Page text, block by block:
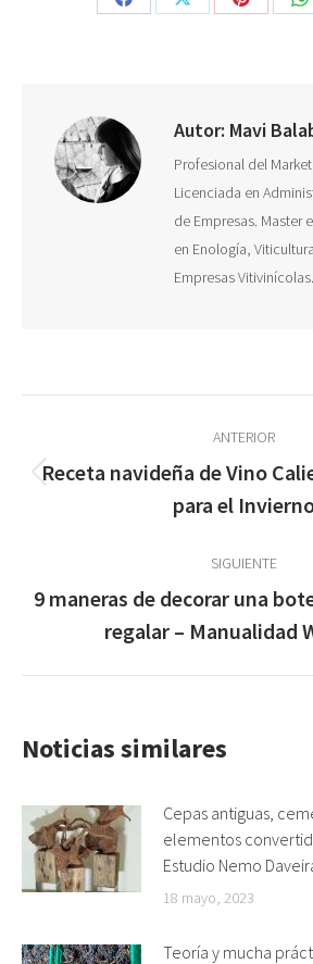
Share
Share
Share
Autor: Mavi
Profesional del
Licenciada en
de Empresas. Master
en Enología,
Empresas
entre
publicaciones
ANTERIOR
anterior:
Receta navideña de Vino
para el
SIGUIENTE
siguiente:
9 maneras de decorar una
regalar – Manualidad
Noticias similares
Cepas antiguas,
elementos
Estudio Nemo
18 mayo, 2023
Teoría y mucha